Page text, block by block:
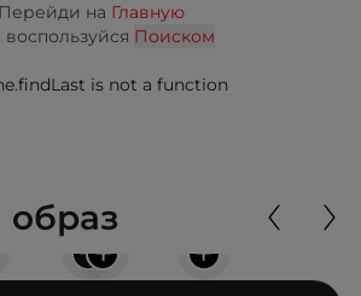
Перейди на Главную
Поиском
is not a function
+
++